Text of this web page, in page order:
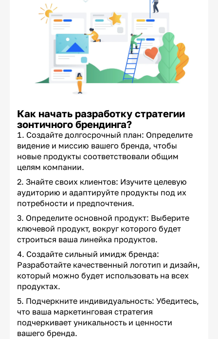
Как начать разработку стратегии
зонтичного брендинга?
Создайте долгосрочный план: Определите
видение и миссию вашего бренда, чтобы
новые продукты соответствовали общим
целям компании.
Знайте своих клиентов: Изучите целевую
аудиторию и адаптируйте продукты под их
потребности и предпочтения.
Определите основной продукт: Выберите
ключевой продукт, вокруг которого будет
строиться ваша линейка продуктов.
Создайте сильный имидж бренда:
Разработайте качественный логотип и дизайн,
который можно будет использовать на всех
продуктах.
Подчеркните индивидуальность: Убедитесь,
что ваша маркетинговая стратегия
подчеркивает уникальность и ценности
вашего бренда.